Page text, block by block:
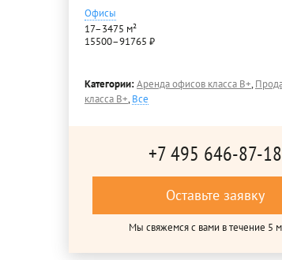
Офисы
17–3475 м²
15500–91765 ₽
Категории:Аренда офисов класса B+,
класса B+,Все
+7 495 646-87-18
Оставьте заявку
Мы свяжемся с вами в течение 5